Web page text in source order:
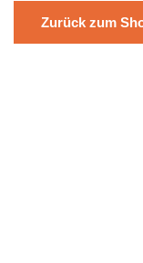
Zurück zum